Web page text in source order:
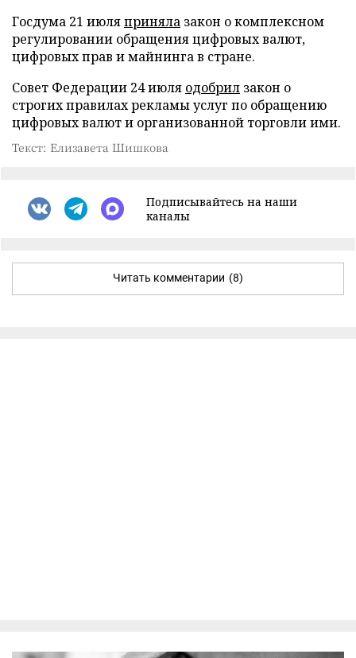
Госдума 21 июляприняла закон о комплексном
регулировании обращения цифровых валют,
цифровых прав и майнинга в стране.
Совет Федерации 24 июля одобрил закон о
строгих правилах рекламы услуг по обращению
цифровых валют и организованной торговли ими.
Текст: Елизавета Шишкова
Подписывайтесь на наши
каналы
Читать комментарии (8)